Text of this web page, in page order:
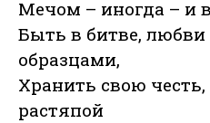
Мечом – иногда – и
Быть в битве,
образцами,
Хранить свою честь,
растяпой